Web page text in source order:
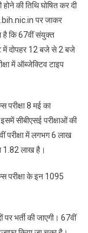
होंगे
67वीं
प्रीलिम्स
एडमिट
कार्ड
होने की तिथि घोषित कर दी
पर जाकर
है कि 67वीं संयुक्त
में दोपहर 12 बजे से 2 बजे
में ऑब्जेक्टिव टाइप
परीक्षा 8 मई का
सीबीएसई परीक्षाओं की
में लगभग 6 लाख
1.82 लाख है।
परीक्षा के इन 1095
भर्ती की जाएगी। 67वीं